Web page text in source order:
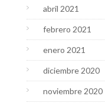
abril 2021
febrero 2021
enero 2021
diciembre 2020
noviembre 2020